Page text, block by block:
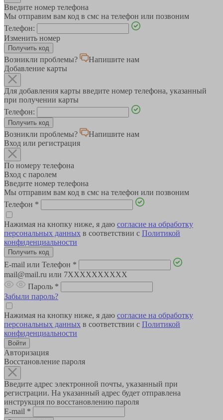
Введите номер телефона
Мы отправим вам код в смс на телефон или позвоним
Телефон:
Изменить номер
Возникли проблемы?
Напишите нам
Добавление карты
Для добавления карты введите номер телефона, указанный
при получении карты
Телефон:
Возникли проблемы?
Напишите нам
Вход или регистрация
По номеру телефона
Вход с паролем
Введите номер телефона
Мы отправим вам код в смс на телефон или позвоним
Телефон *
Нажимая на кнопку ниже, я даю согласие на обработку
персональных данных в соответствии с Политикой
конфиденциальности
E-mail или Телефон *
mail@mail.ru или 7XXXXXXXXXX
Пароль *
Забыли пароль?
Нажимая на кнопку ниже, я даю согласие на обработку
персональных данных в соответствии с Политикой
конфиденциальности
Авторизация
Восстановление пароля
Введите адрес электронной почты, указанный при
регистрации. На указанный адрес будет отправлена
инструкция по восстановлению пароля
E-mail *